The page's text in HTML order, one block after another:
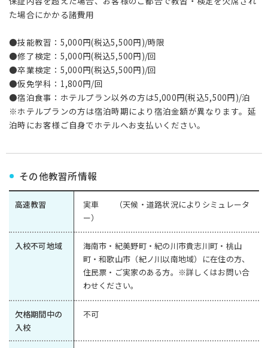
た場合にかかる諸費用
●技能教習：5,000円(税込5,500円)/時限
●修了検定：5,000円(税込5,500円)/回
●卒業検定：5,000円(税込5,500円)/回
●仮免学科：1,800円/回
●宿泊食事：ホテルプラン以外の方は5,000円(税込5,500円)/泊
※ホテルプランの方は宿泊時期により宿泊金額が異なります。延
泊時にお客様ご自身でホテルへお支払いください。
その他教習所情報
高速教習
実車 （天候・道路状況によりシミュレータ
ー）
入校不可地域
海南市・紀美野町・紀の川市貴志川町・桃山
町・和歌山市（紀ノ川以南地域）に在住の方、
住民票・ご実家のある方。※詳しくはお問い合
わせください。
欠格期間中の
入校
不可